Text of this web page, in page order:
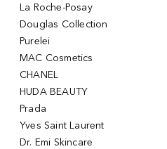
La Roche-Posay
Douglas Collection
Purelei
MAC Cosmetics
CHANEL
HUDA BEAUTY
Prada
Yves Saint Laurent
Dr. Emi Skincare